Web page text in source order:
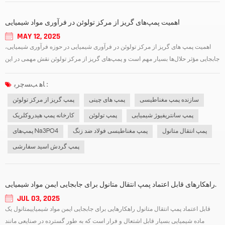
اهمیت پمپ‌های گریز از مرکز تولوئن در فرآوری مواد شیمیایی
MAY 12, 2025
اهمیت پمپ های گریز از مرکز تولوئن در فرآوری شیمیایی در حوزه فرآوری شیمیایی،
جابجایی مؤثر حلال‌ها بسیار مهم است و پمپ‌های گریز از مرکز تولوئن نقش مهمی در این
ﺎﻫ ﺐﺴﭼﺮﺑ :
پمپ گریز از مرکز تولوئن پمپ های چینی سازنده پمپ مغناطیسی
کارخانه پمپ هیدروکلریک پمپ تولوئن پمپ سانتریفیوژ شیمیایی
پمپ‌های Na3PO4 پمپ مغناطیسی فولاد ضد زنگ پمپ انتقال متانول
پمپ گردش اسید سفارشی
راهکارهای قابل اعتماد پمپ انتقال متانول برای جابجایی ایمن مواد شیمیایی.
JUL 03, 2025
قابل اعتماد پمپ انتقال متانول راهکارهایی برای جابجایی ایمن مواد شیمیاییمتانول یک
ماده شیمیایی بسیار قابل اشتعال و فرار است که به طور گسترده در صنایعی مانند